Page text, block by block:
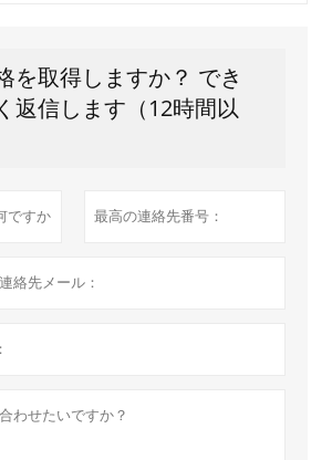
を取得しますか？ でき
返信します（12時間以